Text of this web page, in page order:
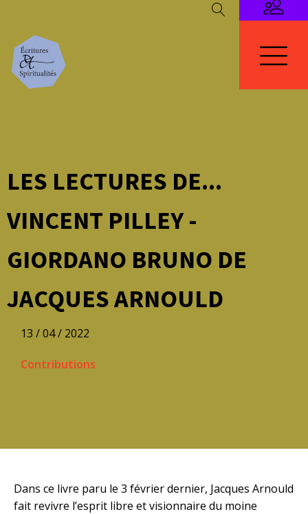
LES LECTURES DE...
VINCENT PILLEY -
GIORDANO BRUNO DE
JACQUES ARNOULD
13 / 04 / 2022
Contributions
Dans ce livre paru le 3 février dernier, Jacques Arnould
fait revivre l’esprit libre et visionnaire du moine